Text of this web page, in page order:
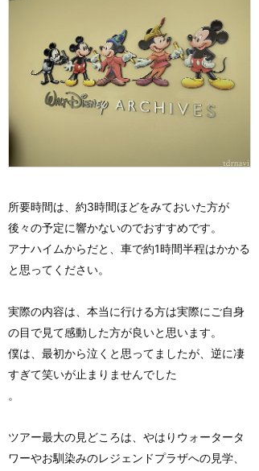
所要時間は、約3時間ほどをみておいた方が
後々の予定に響かないのでおすすめです。
アナハイムからだと、車で約1時間半程はかかる
と思ってください。
実際の内容は、本当に行ける方は実際にご自身
の目で見て感動した方が良いと思います。
僕は、最初から泣くと思ってましたが、逆に凄
すぎて笑いが止まりませんでした
。
ツアー最大の見どころは、やはりウォータータ
ワーやお馴染みのレジェンドプラザへの見学、